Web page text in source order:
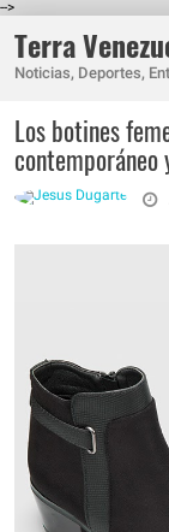
-->
Terra
Noticias, Deportes,
Los botines